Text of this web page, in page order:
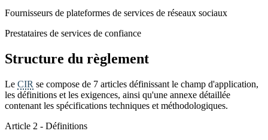
Fournisseurs de plateformes de services de réseaux sociaux
Prestataires de services de confiance
Structure du règlement
Le CIR se compose de 7 articles définissant le champ d'application,
les définitions et les exigences, ainsi qu'une annexe détaillée
contenant les spécifications techniques et méthodologiques.
Article 2 - Définitions